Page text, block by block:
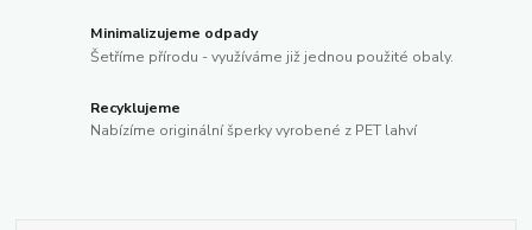
Minimalizujeme odpady
Šetříme přírodu - využíváme již jednou použité obaly.
Recyklujeme
Nabízíme originální šperky vyrobené z PET lahví